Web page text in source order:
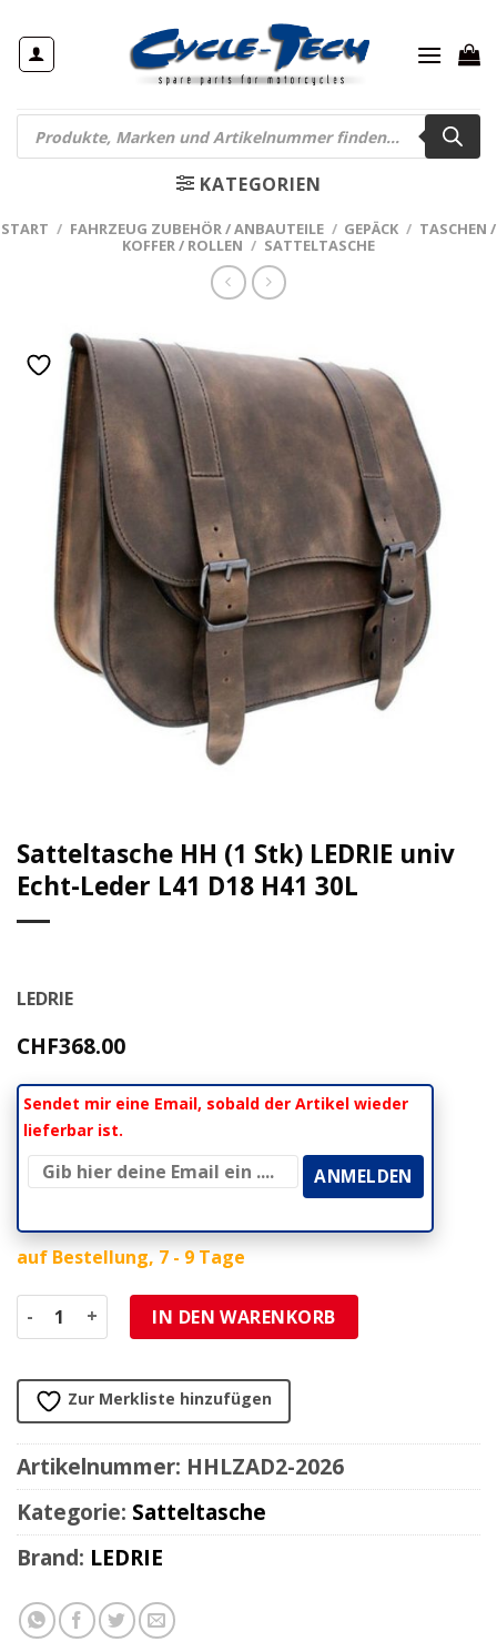
Inhalt
springen
Products
search
KATEGORIEN
START / FAHRZEUG ZUBEHÖR / ANBAUTEILE / GEPÄCK / TASCHEN /
KOFFER / ROLLEN / SATTELTASCHE
Satteltasche HH (1 Stk) LEDRIE univ
Echt-Leder L41 D18 H41 30L
LEDRIE
CHF368.00
Sendet mir eine Email, sobald der Artikel wieder
lieferbar ist.
auf Bestellung, 7 - 9 Tage
Satteltasche HH (1 Stk) LEDRIE univ Echt-Leder L41 D18
IN DEN WARENKORB
Zur Merkliste hinzufügen
Artikelnummer: HHLZAD2-2026
Kategorie: Satteltasche
Brand: LEDRIE